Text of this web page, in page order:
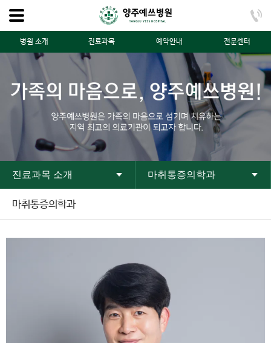
병원 소개 진료과목 예약안내 전문센터
진료과목 소개 마취통증의학과
마취통증의학과